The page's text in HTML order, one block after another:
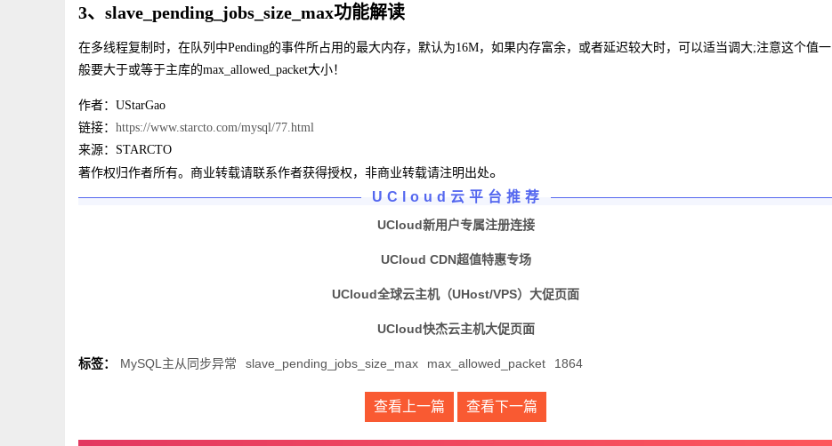
3、slave_pending_jobs_size_max功能解读
在多线程复制时，在队列中Pending的事件所占用的最大内存，默认为16M，如果内存富余，或者延迟较大时，可以适当调大;注意这个值一
般要大于或等于主库的max_allowed_packet大小！
作者：UStarGao
链接： https://www.starcto.com/mysql/77.html
来源：STARCTO
著作权归作者所有。商业转载请联系作者获得授权，非商业转载请注明出处。
UCloud云平台推荐
UCloud新用户专属注册连接
UCloud CDN超值特惠专场
UCloud全球云主机（UHost/VPS）大促页面
UCloud快杰云主机大促页面
标签： MySQL主从同步异常 slave_pending_jobs_size_max max_allowed_packet 1864
查看上一篇 查看下一篇